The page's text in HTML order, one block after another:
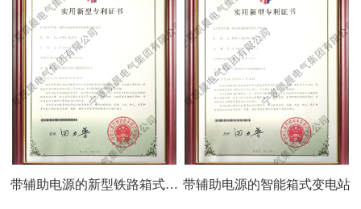
带辅助电源的新型铁路箱式变 带辅助电源的智能箱式变电站